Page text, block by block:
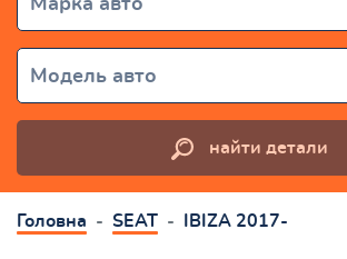
Марка авто
Модель авто
найти детали
Головна SEAT IBIZA 2017-